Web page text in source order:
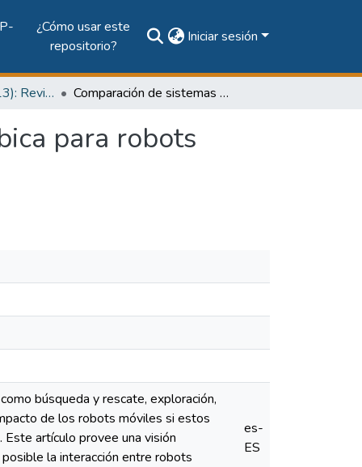
¿Cómo usar este
repositorio?
Iniciar sesión
Vol. 4, Núm. 1 (2013): Revista Prisma Tecnológico Comparación de sistemas de comunicación inalámrbica para robots móviles
para robots
búsqueda y rescate, exploración,
de los robots móviles si estos
Este artículo provee una visión
la interacción entre robots
es-
ES